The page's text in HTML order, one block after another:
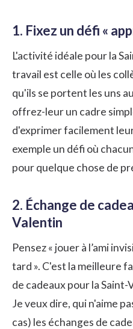
1. Fixez un défi «
L'activité idéale pour la
travail est celle où les
qu'ils se portent les uns
offrez-leur un cadre
d'exprimer facilement
exemple un défi où
pour quelque chose de
2. Échange de
Valentin
Pensez « jouer à l’ami
tard ». C'est la meilleure
de cadeaux pour la Saint-
Je veux dire, qui n'aime
cas) les échanges de